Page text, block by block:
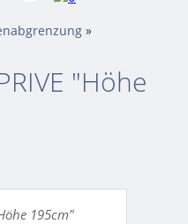
»
"Höhe
195cm"